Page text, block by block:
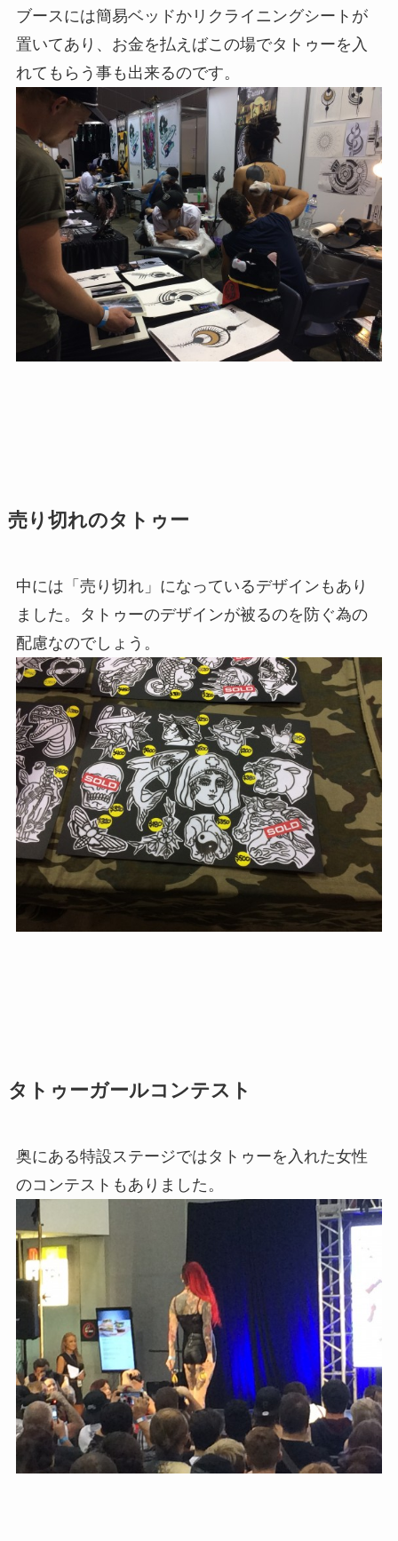
ブースには簡易ベッドかリクライニングシートが
置いてあり、お金を払えばこの場でタトゥーを入
れてもらう事も出来るのです。
売り切れのタトゥー
中には「売り切れ」になっているデザインもあり
ました。タトゥーのデザインが被るのを防ぐ為の
配慮なのでしょう。
タトゥーガールコンテスト
奥にある特設ステージではタトゥーを入れた女性
のコンテストもありました。